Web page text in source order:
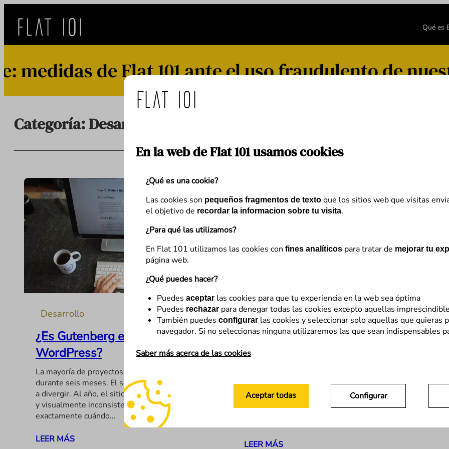
En la web de Flat 101 usamos cookies
¿Qué es una cookie?
Las cookies son pequeños fragmentos de texto que los sitios web que visitas
el objetivo de recordar la informacion sobre tu visita.
¿Para qué las utilizamos?
En Flat 101 utilizamos las cookies con fines analíticos para tratar de mejorar tu
página web.
¿Qué puedes hacer?
Puedes aceptar las cookies para que tu experiencia en la web sea óptima
Puedes rechazar para denegar todas las cookies excepto aquellas
También puedes configurar las cookies y seleccionar solo aquellas que quieras
navegador. Si no seleccionas ninguna utilizaremos las que sean indispensables
Saber más acerca de las cookies
Configurar
Aceptar todas
contenido
Qué es
de Flat 101 ante el uso fraudulento de
Categoría:Desarrollo
Desarrollo
¿Es Gutenberg el problema de
WordPress?
La mayoría de proyectos WordPress funcionan bien
durante seis meses. El séptimo, el diseño empieza
a divergir. Al año, el sitio es técnicamente correcto
y visualmente inconsistente. Nadie sabe
exactamente cuándo…
LEER MÁS
Desarrollo
8 funciones desconocidas de
DevTools para tu desarrollo
en desarrollo frontend, pero rara vez exploramos
todo su potencial. Más allá de inspeccionar
LEER MÁS